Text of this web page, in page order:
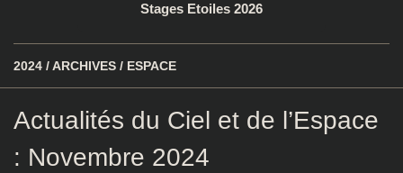
Stages Etoiles 2026
2024 /ARCHIVES / ESPACE
Actualités du Ciel et de l’Espace
: Novembre 2024